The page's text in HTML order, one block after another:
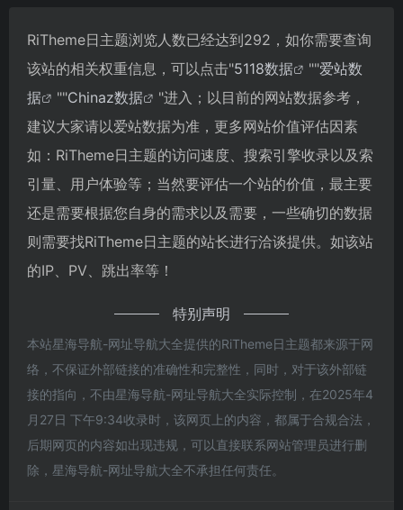
RiTheme日主题浏览人数已经达到292，如你需要查询
该站的相关权重信息，可以点击"5118数据 ""爱站数
据
""Chinaz数据
"进入；以目前的网站数据参考，
建议大家请以爱站数据为准，更多网站价值评估因素
如：RiTheme日主题的访问速度、搜索引擎收录以及索
引量、用户体验等；当然要评估一个站的价值，最主要
还是需要根据您自身的需求以及需要，一些确切的数据
则需要找RiTheme日主题的站长进行洽谈提供。如该站
的IP、PV、跳出率等！
特别声明
本站星海导航-网址导航大全提供的RiTheme日主题都来源于网
络，不保证外部链接的准确性和完整性，同时，对于该外部链
接的指向，不由星海导航-网址导航大全实际控制，在2025年4
月27日 下午9:34收录时，该网页上的内容，都属于合规合法，
后期网页的内容如出现违规，可以直接联系网站管理员进行删
除，星海导航-网址导航大全不承担任何责任。